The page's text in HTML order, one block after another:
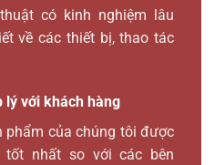
có kinh nghiệm lâu
về các thiết bị, thao tác
lý với khách hàng
phẩm của chúng tôi được
nhất so với các bên